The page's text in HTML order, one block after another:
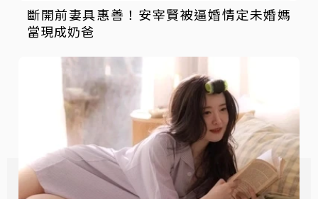
斷開前妻具惠善！安宰賢被逼婚情定未婚媽
當現成奶爸